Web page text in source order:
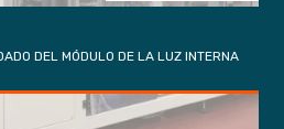
DEL MÓDULO DE LA LUZ INTERNA